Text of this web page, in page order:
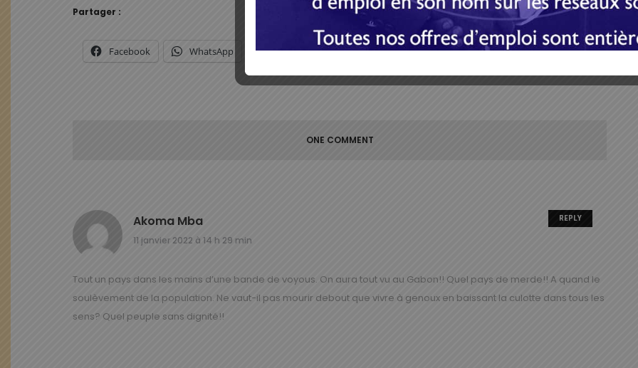
Partager :
Facebook WhatsApp X E-mail Imprimer
ONE COMMENT
Akoma Mba
11 janvier 2022 à 14 h 29 min
Tout un pays dans les mains d’une bande de voyous. On aura tout vu au Gabon!! Quel pays de merde!! A quand le
soulèvement de la population. Ne vaut-il pas mourir debout que vivre à genoux en baissant la culotte dans tous les
sens? Quel peuple sans dignité!!
REPLY